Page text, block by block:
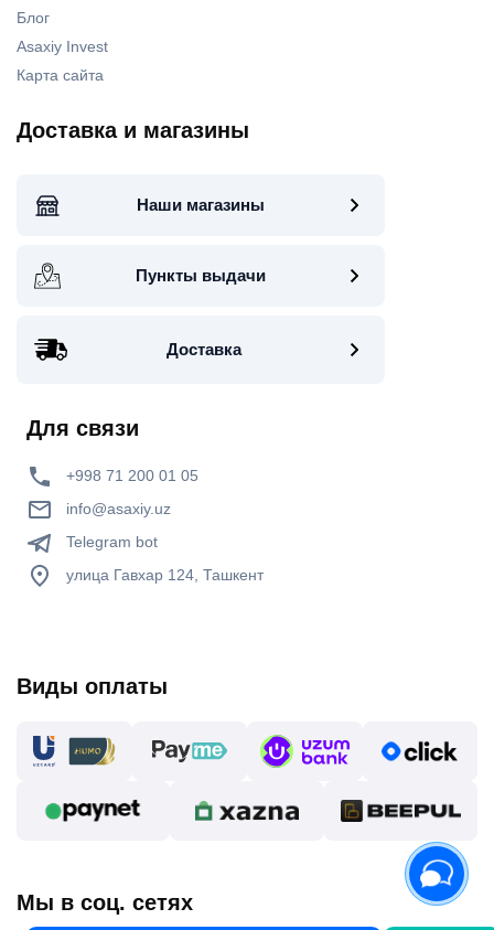
Блог
Asaxiy Invest
Карта сайта
Доставка и магазины
Наши магазины
Пункты выдачи
Доставка
Для связи
+998 71 200 01 05
info@asaxiy.uz
Telegram bot
улица Гавхар 124, Ташкент
Виды оплаты
Мы в соц. сетях